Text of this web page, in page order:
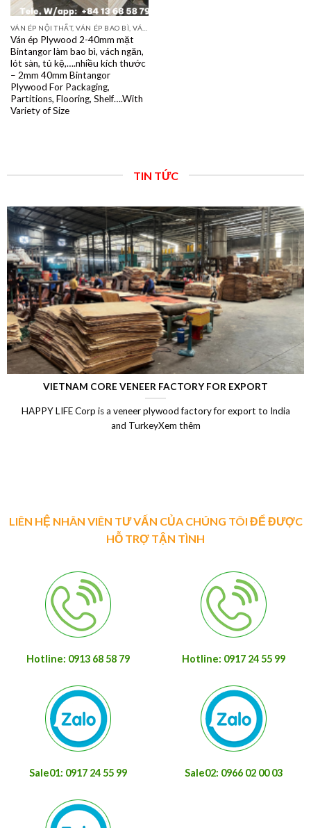
Ván ép Plywood 2-40mm mặt
Bintangor làm bao bì, vách ngăn,
lót sàn, tủ kệ,….nhiều kích thước
– 2mm 40mm Bintangor
Plywood For Packaging,
Partitions, Flooring, Shelf….With
Variety of Size
TIN TỨC
VIETNAM CORE VENEER FACTORY FOR EXPORT
HAPPY LIFE Corp is a veneer plywood factory for export to India
and TurkeyXem thêm
LIÊN HỆ NHÂN VIÊN TƯ VẤN CỦA CHÚNG TÔI ĐỂ ĐƯỢC
HỖ TRỢ TẬN TÌNH
Hotline: 0913 68 58 79 Hotline: 0917 24 55 99
Sale01: 0917 24 55 99 Sale02: 0966 02 00 03